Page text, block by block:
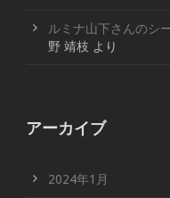
ルミナ山下さんのシ
野 靖枝 より
アーカイブ
2024年1月